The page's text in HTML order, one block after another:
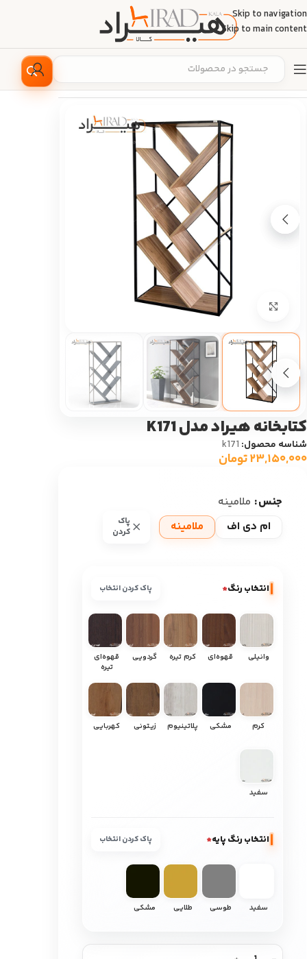
Skip to navigation
Skip to main content
بزرگ نمایی
کتابخانه هیراد مدل K171
شناسه محصول: k171
۲۳,۱۵۰,۰۰۰تومان
جنس ملامینه
ام دی اف
ملامینه
پاک
کردن
انتخاب رنگ* پاک کردن انتخاب
وانیلی قهوه‌ای کرم تیره گردویی
قهوه‌ای
تیره
کرم مشکی پلاتینیوم زیتونی کهربایی
سفید
انتخاب رنگ پایه* پاک کردن انتخاب
سفید طوسی طلایی مشکی